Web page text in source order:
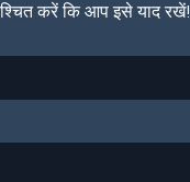
करें कि आप इसे याद रखें!